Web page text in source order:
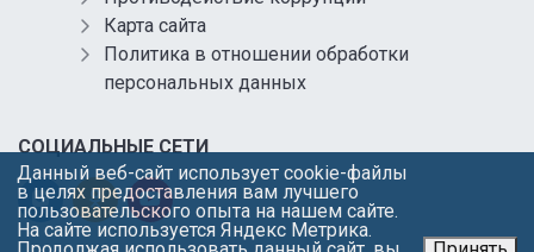
Карта сайта
Политика в отношении обработки
персональных данных
СОЦИАЛЬНЫЕ СЕТИ
Данный веб-сайт использует cookie-файлы
в целях предоставления вам лучшего
пользовательского опыта на нашем сайте.
На сайте используется Яндекс Метрика.